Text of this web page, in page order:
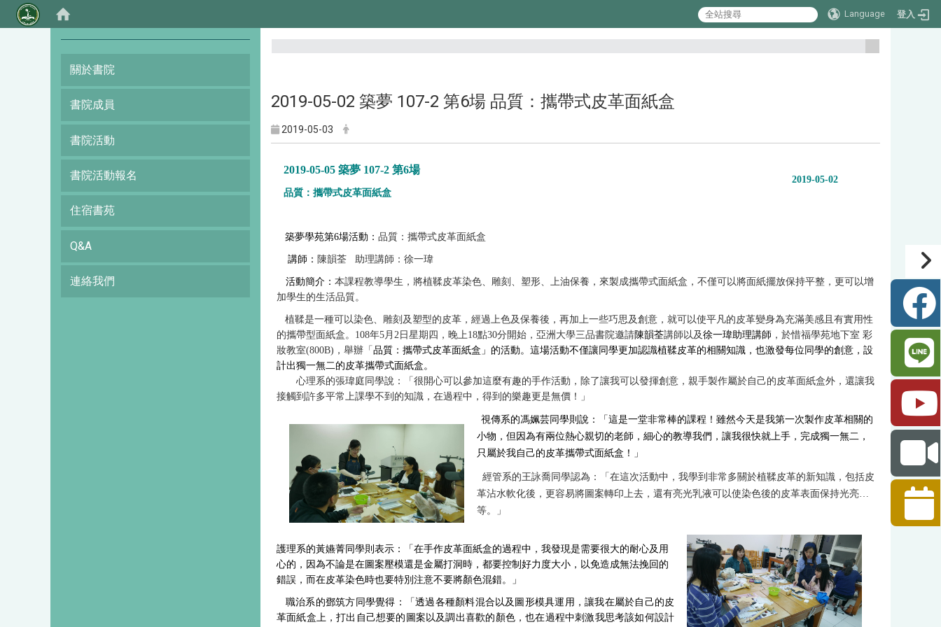
Language 登入
:::
關於書院
書院成員
書院活動
書院活動報名
住宿書苑
Q&A
連絡我們
2019-05-02 築夢 107-2 第6場 品質：攜帶式皮革面紙盒
2019-05-03
2019-05-05 築夢 107-2 第6場
品質：攜帶式皮革面紙盒
2019-05-02
築夢學苑第6場活動： 品質：攜帶式皮革面紙盒
講師： 陳韻荃 助理講師：徐一瑋
活動簡介： 本課程教導學生，將植鞣皮革染色、雕刻、塑形、上油保養，來製成攜帶式面紙盒，不僅可以將面紙擺放保持平整，更可以增
加學生的生活品質。
植鞣是一種可以染色、雕刻及塑型的皮革，經過上色及保養後，再加上一些巧思及創意，就可以使平凡的皮革變身為充滿美感且有實用性
的攜帶型面紙盒。 108年5 月 2 日星期四，晚上 18點30分開始，亞洲大學三品書院邀請陳韻荃講師以及徐一瑋助理講師 ，於惜福學苑地下室 彩
妝教室(800B) ，舉辦「 品質：攜帶式皮革面紙盒」的活動。這場活動不僅讓同學更加認識植鞣皮革的相關知識，也激發每位同學的創意，設
計出獨一無二的皮革攜帶式面紙盒。
心理系的張瑋庭同學說：「很開心可以參加這麼有趣的手作活動，除了讓我可以發揮創意，親手製作屬於自己的皮革面紙盒外，還讓我
接觸到許多平常上課學不到的知識，在過程中，得到的樂趣更是無價！」
視傳系的馮姵芸同學則說：「這是一堂非常棒的課程！雖然今天是我第一次製作皮革相關的
小物，但因為有兩位熱心親切的老師，細心的教導我們，讓我很快就上手，完成獨一無二，
只屬於我自己的皮革攜帶式面紙盒！」
經管系的王詠喬同學認為：「在這次活動中，我學到非常多關於植鞣皮革的新知識，包括皮
革沾水軟化後，更容易將圖案轉印上去，還有亮光乳液可以使染色後的皮革表面保持光亮
等。」
護理系的黃嬿菁同學則表示：「在手作皮革面紙盒的過程中，我發現是需要很大的耐心及用
心的，因為不論是在圖案壓模還是金屬打洞時，都要控制好力度大小，以免造成無法挽回的
錯誤，而在皮革染色時也要特別注意不要將顏色混錯。」
職治系的鄧筑方同學覺得：「透過各種顏料混合以及圖形模具運用，讓我在屬於自己的皮
革面紙盒上，打出自己想要的圖案以及調出喜歡的顏色，也在過程中刺激我思考該如何設計